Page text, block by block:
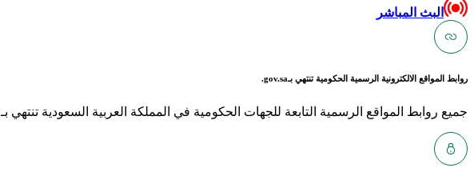
البث المباشر
روابط المواقع الالكترونية الرسمية الحكومية تنتهي بـgov.sa.
جميع روابط المواقع الرسمية التابعة للجهات الحكومية في المملكة العربية السعودية تنتهي بـ gov.sa